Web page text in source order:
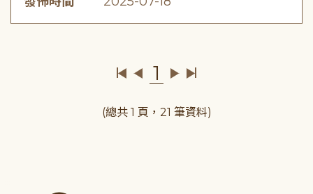
1
(總共 1 頁，21 筆資料)